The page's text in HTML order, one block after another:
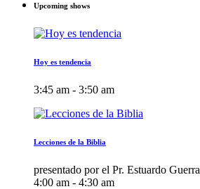
Upcoming shows
Hoy es tendencia
3:45 am - 3:50 am
Lecciones de la Biblia
presentado por el Pr. Estuardo Guerra
4:00 am - 4:30 am